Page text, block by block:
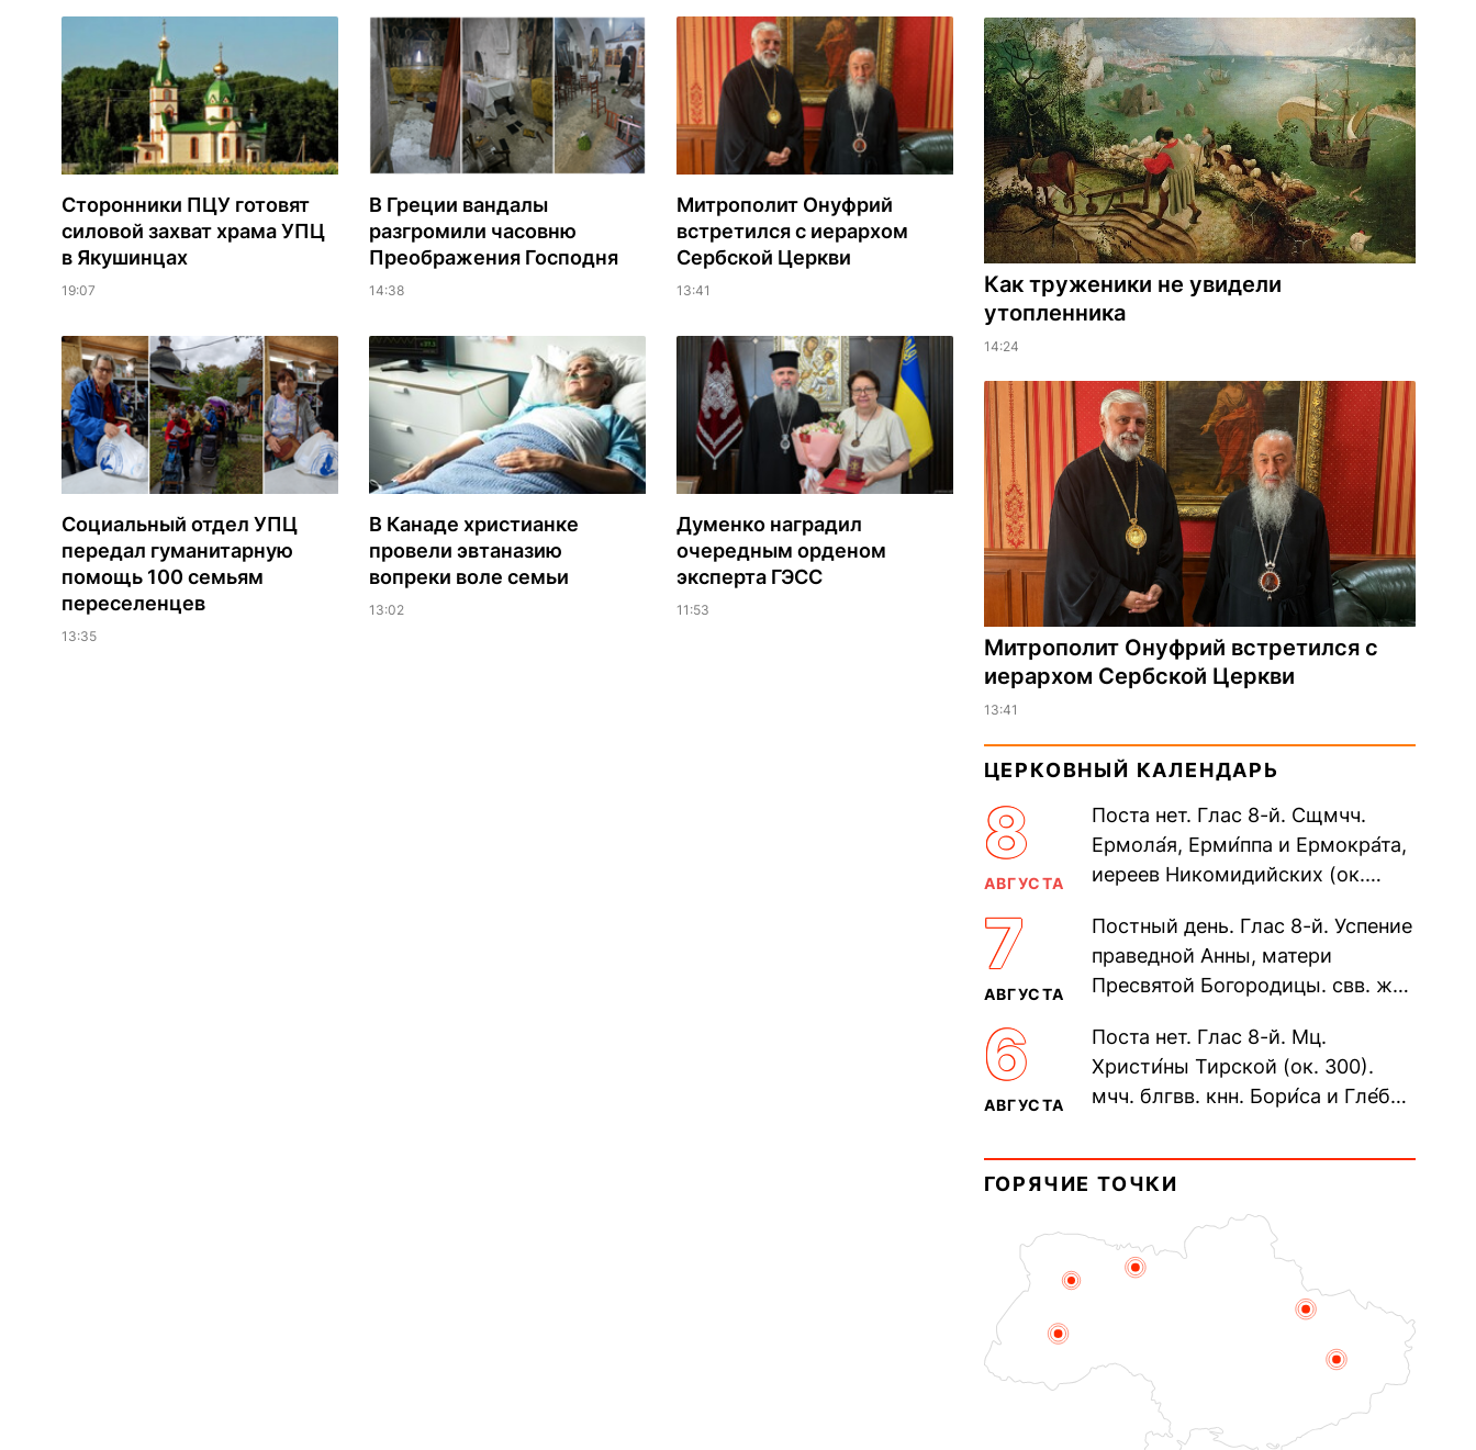
Сторонники ПЦУ готовят
силовой захват храма УПЦ
в Якушинцах
19:07
В Греции вандалы
разгромили часовню
Преображения Господня
14:38
Митрополит Онуфрий
встретился с иерархом
Сербской Церкви
13:41
Социальный отдел УПЦ
передал гуманитарную
помощь 100 семьям
переселенцев
13:35
В Канаде христианке
провели эвтаназию
вопреки воле семьи
13:02
Думенко наградил
очередным орденом
эксперта ГЭСС
11:53
Как труженики не увидели
утопленника
14:24
Митрополит Онуфрий встретился с
иерархом Сербской Церкви
13:41
ЦЕРКОВНЫЙ КАЛЕНДАРЬ
8
АВГУСТА
Поста нет. Глас 8-й. Сщмчч.
Ермола́я, Ерми́ппа и Ермокра́та,
иереев Никомидийских (ок.
Печерского, в Ближних
пещерах...
7
АВГУСТА
Постный день. Глас 8-й. Успение
праведной Анны, матери
Пресвятой Богородицы. свв. жен
прп. Евпракси́и девы,...
6
АВГУСТА
Поста нет. Глас 8-й. Мц.
Христи́ны Тирской (ок. 300).
мчч. блгвв. кнн. Бори́са и Гле́ба,
Дави́да (1015). Прп....
ГОРЯЧИЕ ТОЧКИ